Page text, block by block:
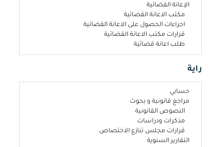
الإعانة القضائية
مكتب الاعانة القضائية
اجراءات الحصول على الاعانة القضائية
قرارات مكتب الاعانة القضائية
طلب اعانة قضائية
راية
حسابي
مراجع قانونية و بحوث
النصوص القانونية
مذكرات ودراسات
قرارات مجلس تنازع الاختصاص
التقارير السنوية